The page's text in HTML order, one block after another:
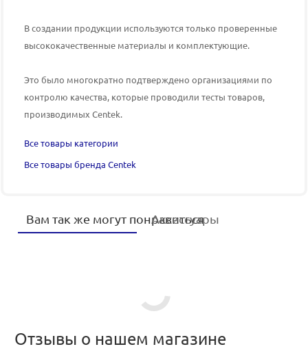
В создании продукции используются только проверенные
высококачественные материалы и комплектующие.
Это было многократно подтверждено организациями по
контролю качества, которые проводили тесты товаров,
производимых Centek.
Все товары категории
Все товары бренда Centek
Вам так же могут понравиться
Аксессуары
Отзывы о нашем магазине